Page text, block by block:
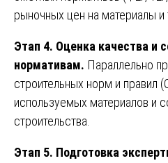
рыночных цен на материалы и
Этап 4. Оценка качества и
нормативам. Параллельно
строительных норм и правил
используемых материалов и
строительства.
Этап 5. Подготовка